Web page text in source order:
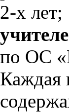
2-х лет;
по ОС
Каждая